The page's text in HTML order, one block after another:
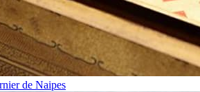
de Naipes